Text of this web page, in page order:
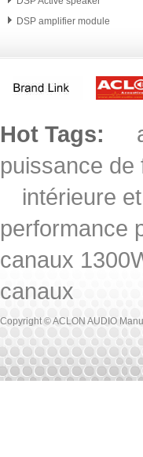
DSP amplifier module
Accessoire
Hot Tags:
puissance de
intérieure
performance
canaux
canaux
Copyright © ACLON AUDIO